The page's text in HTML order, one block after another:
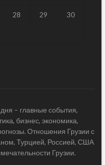
28 29 30
– главные события,
бизнес, экономика,
Отношения Грузии с
Турцией, Россией, США
Грузии.